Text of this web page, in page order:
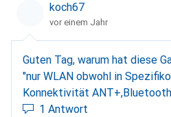
koch67
vor einem Jahr
Guten Tag, warum hat diese
"nur WLAN obwohl in
Konnektivität
Dank für ein Feedback.
1 Antwort